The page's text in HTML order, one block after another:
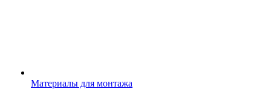
Материалы для монтажа